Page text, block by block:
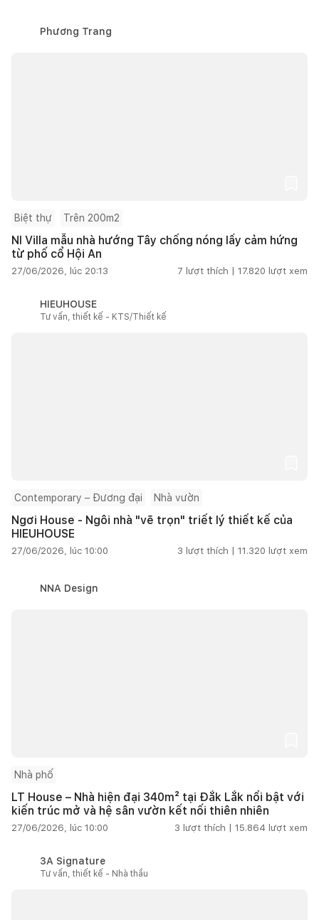
Phương Trang
Biệt thự Trên 200m2
NI Villa mẫu nhà hướng Tây chống nóng lấy cảm hứng
từ phố cổ Hội An
27/06/2026, lúc 20:13 7 lượt thích | 17.820 lượt xem
HIEUHOUSE
Tư vấn, thiết kế - KTS/Thiết kế
Contemporary – Đương đại Nhà vườn
Ngơi House - Ngôi nhà "vẽ trọn" triết lý thiết kế của
HIEUHOUSE
27/06/2026, lúc 10:00 3 lượt thích | 11.320 lượt xem
NNA Design
Nhà phố
LT House – Nhà hiện đại 340m² tại Đắk Lắk nổi bật với
kiến trúc mở và hệ sân vườn kết nối thiên nhiên
27/06/2026, lúc 10:00 3 lượt thích | 15.864 lượt xem
3A Signature
Tư vấn, thiết kế - Nhà thầu